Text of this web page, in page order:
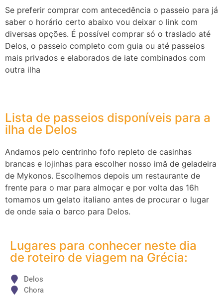
Se preferir comprar com antecedência o passeio para já
saber o horário certo abaixo vou deixar o link com
diversas opções. É possível comprar só o traslado até
Delos, o passeio completo com guia ou até passeios
mais privados e elaborados de iate combinados com
outra ilha
Lista de passeios disponíveis para a
ilha de Delos
Andamos pelo centrinho fofo repleto de casinhas
brancas e lojinhas para escolher nosso imã de geladeira
de Mykonos. Escolhemos depois um restaurante de
frente para o mar para almoçar e por volta das 16h
tomamos um gelato italiano antes de procurar o lugar
de onde saia o barco para Delos.
Lugares para conhecer neste dia
de roteiro de viagem na Grécia:
Delos
Chora